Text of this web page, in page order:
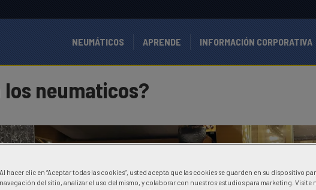
NEUMÁTICOS APRENDE INFORMACIÓN CORPORATIVA
los neumaticos?
Al hacer clic en “Aceptar todas las cookies”, usted acepta que las cookies se guarden en su dispositivo
navegación del sitio, analizar el uso del mismo, y colaborar con nuestros estudios para marketing. Visite